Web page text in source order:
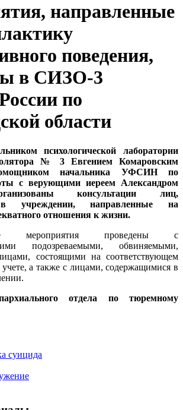
направленные
поведения,
в СИЗО-3
по
области
психологической лаборатории
№ 3 Евгением Комаровским
начальника УФСИН по
с верующими иереем Александром
консультации лиц,
учреждении, направленные на
отношения к жизни.
мероприятия проведены с
подозреваемыми, обвиняемыми,
состоящими на соответствующем
а также с лицами, содержащимися в
отдела по тюремному
суицида